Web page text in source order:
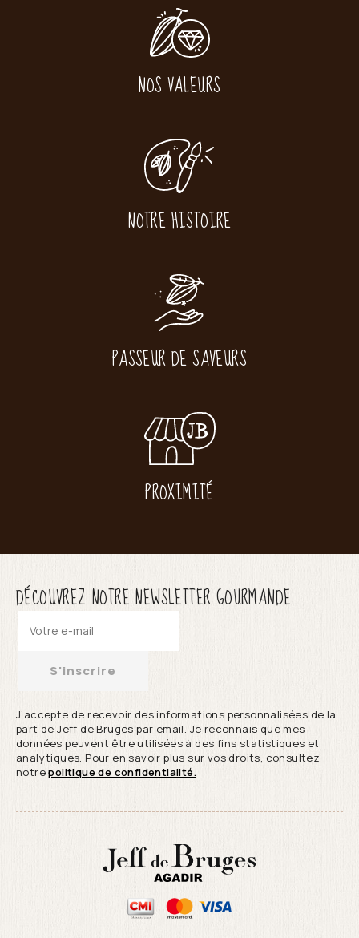
NOS VALEURS
NOTRE HISTOIRE
PASSEUR DE SAVEURS
PROXIMITÉ
DÉCOUVREZ NOTRE NEWSLETTER GOURMANDE
S'inscrire
J’accepte de recevoir des informations personnalisées de la
part de Jeff de Bruges par email. Je reconnais que mes
données peuvent être utilisées à des fins statistiques et
analytiques. Pour en savoir plus sur vos droits, consultez
notrepolitique de confidentialité.